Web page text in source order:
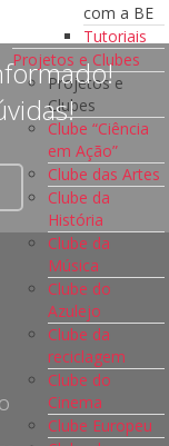
com a BE
Tutoriais
Projetos e Clubes
Projetos e
Clubes
Clube “Ciência
em Ação”
Clube das Artes
Clube da
História
Clube da
Música
Clube do
Azulejo
Clube da
reciclagem
Clube do
Cinema
Clube Europeu